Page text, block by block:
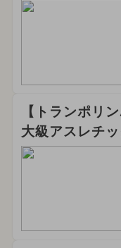
【トランポリ
大級アスレチッ